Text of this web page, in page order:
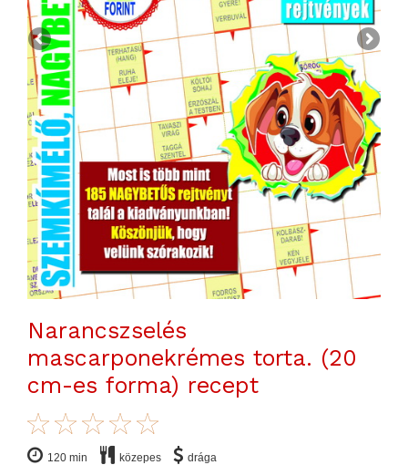
Narancszselés
mascarponekrémes torta. (20
cm-es forma) recept
120 min közepes drága